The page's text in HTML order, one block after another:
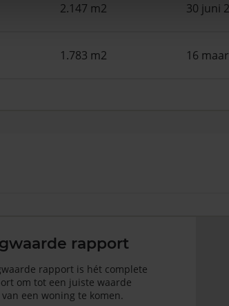
2.147 m2 30 juni
1.783 m2 16
rapport
rapport is hét complete
om tot een juiste waarde
een woning te komen.